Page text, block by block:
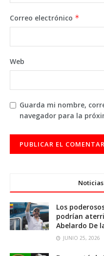
Correo electrónico *
Web
Guarda mi nombre,
navegador para la
Los
podrían
Abelardo De
JUNIO 25, 2026